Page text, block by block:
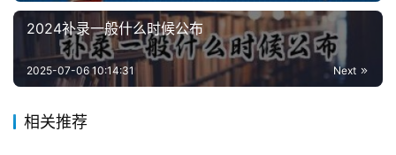
2024补录一般什么时候公布
Next
2025-07-06 10:14:31
相关推荐